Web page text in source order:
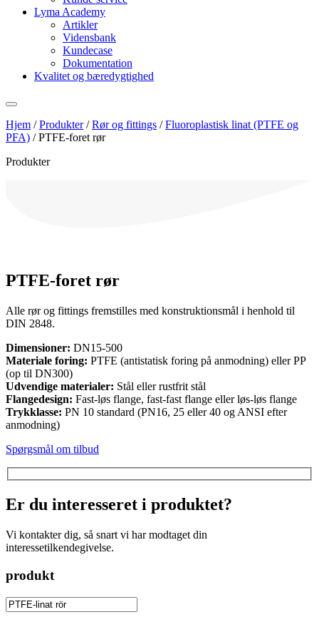
Lyma Academy
Artikler
Vidensbank
Kundecase
Dokumentation
Kvalitet og bæredygtighed
Hjem /Produkter/Rør og fittings /Fluoroplastisk linat (PTFE og
PFA) /PTFE-foret rør
Produkter
PTFE-foret rør
Alle rør og fittings fremstilles med konstruktionsmål i henhold til
DIN 2848.
Dimensioner: DN15-500
Materiale foring: PTFE (antistatisk foring på anmodning) eller PP
(op til DN300)
Udvendige materialer: Stål eller rustfrit stål
Flangedesign: Fast-løs flange, fast-fast flange eller løs-løs flange
Trykklasse: PN 10 standard (PN16, 25 eller 40 og ANSI efter
anmodning)
Spørgsmål om tilbud
Er du interesseret i produktet?
Vi kontakter dig, så snart vi har modtaget din
interessetilkendegivelse.
produkt